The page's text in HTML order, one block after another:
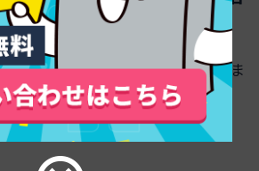
手数料のリアル
ンラインか。ここも料率に直結しま